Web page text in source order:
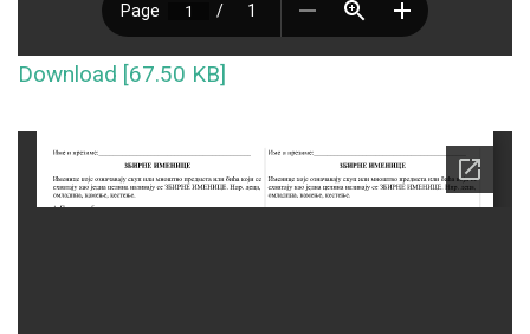
Download [67.50 KB]